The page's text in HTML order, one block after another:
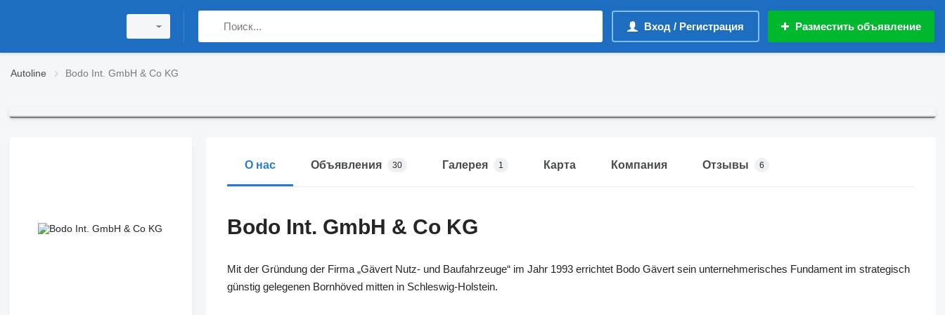
Вход / Регистрация Разместить объявление
Autoline Bodo Int. GmbH & Co KG
О нас Объявления 30 Галерея 1 Карта Компания Отзывы 6
Bodo Int. GmbH & Co KG
Mit der Gründung der Firma „Gävert Nutz- und Baufahrzeuge“ im Jahr 1993 errichtet Bodo Gävert sein unternehmerisches Fundament im strategisch
günstig gelegenen Bornhöved mitten in Schleswig-Holstein.